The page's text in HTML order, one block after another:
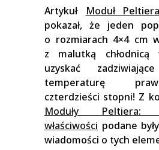
Artykuł
Moduł
pokazał, że jeden
o rozmiarach 4×4 cm
z malutką chłodnicą
uzyskać
temperaturę
czterdzieści stopni! Z
Moduły Peltiera:
właściwości podane
wiadomości o tych